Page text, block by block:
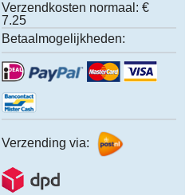
Verzendkosten normaal: €
7.25
Betaalmogelijkheden:
Verzending via: